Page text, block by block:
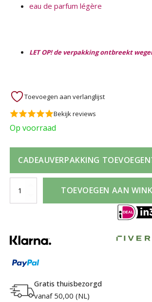
eau de parfum légère
LET OP! de verpakking ontbreekt
Toevoegen aan verlanglijst
Bekijk reviews
Op voorraad
CADEAUVERPAKKING
Cartier
Eau
de
Légère
TOEVOEGEN AAN
Gratis thuisbezorgd
vanaf 50,00 (NL)